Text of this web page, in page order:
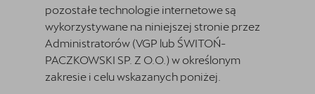
pozostałe technologie internetowe są
wykorzystywane na niniejszej stronie przez
Administratorów (VGP lub ŚWITOŃ-
PACZKOWSKI SP. Z O.O. ) w określonym
zakresie i celu wskazanych poniżej.